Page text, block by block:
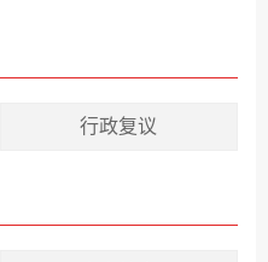
行政复议